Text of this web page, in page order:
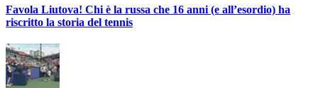
Favola Liutova! Chi è la russa che 16 anni (e all’esordio) ha
riscritto la storia del tennis